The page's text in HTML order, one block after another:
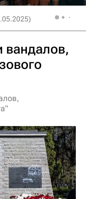
вандалов,